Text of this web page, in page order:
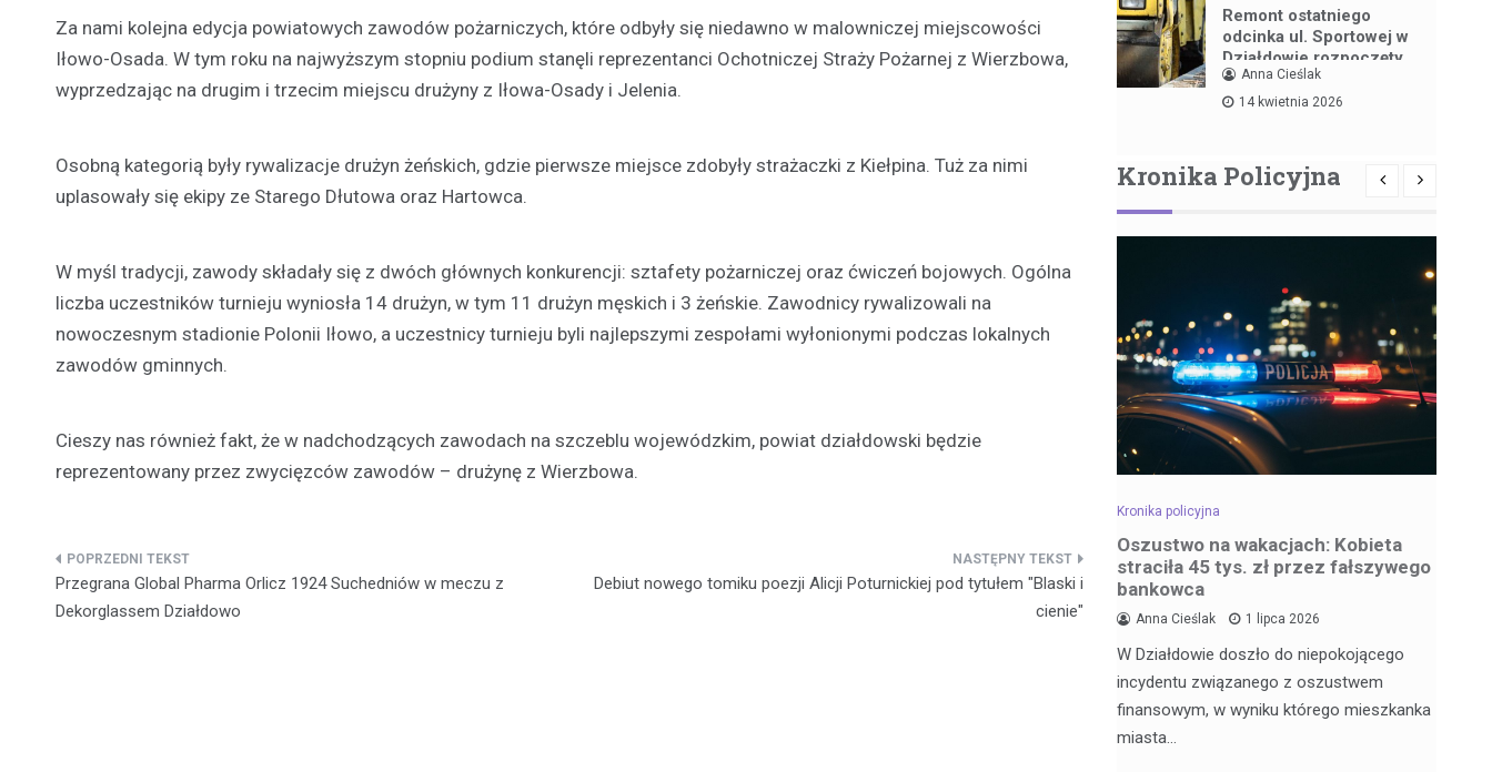
Za nami kolejna edycja powiatowych zawodów pożarniczych, które odbyły się niedawno w malowniczej miejscowości
Iłowo-Osada. W tym roku na najwyższym stopniu podium stanęli reprezentanci Ochotniczej Straży Pożarnej z Wierzbowa,
wyprzedzając na drugim i trzecim miejscu drużyny z Iłowa-Osady i Jelenia.
Osobną kategorią były rywalizacje drużyn żeńskich, gdzie pierwsze miejsce zdobyły strażaczki z Kiełpina. Tuż za nimi
uplasowały się ekipy ze Starego Dłutowa oraz Hartowca.
W myśl tradycji, zawody składały się z dwóch głównych konkurencji: sztafety pożarniczej oraz ćwiczeń bojowych. Ogólna
liczba uczestników turnieju wyniosła 14 drużyn, w tym 11 drużyn męskich i 3 żeńskie. Zawodnicy rywalizowali na
nowoczesnym stadionie Polonii Iłowo, a uczestnicy turnieju byli najlepszymi zespołami wyłonionymi podczas lokalnych
zawodów gminnych.
Cieszy nas również fakt, że w nadchodzących zawodach na szczeblu wojewódzkim, powiat działdowski będzie
reprezentowany przez zwycięzców zawodów – drużynę z Wierzbowa.
Nawigacja
wpisu
Przegrana Global Pharma Orlicz 1924 Suchedniów w meczu z
Dekorglassem Działdowo
Debiut nowego tomiku poezji Alicji Poturnickiej pod tytułem "Blaski i
cienie"
Remont ostatniego
odcinka ul. Sportowej w
Działdowie rozpoczęty
Anna Cieślak
14 kwietnia 2026
Kronika Policyjna
Anna Cieślak 18 czerwca 2026
Kronika policyjna
Oszustwo na wakacjach: Kobieta
straciła 45 tys. zł przez fałszywego
bankowca
Anna Cieślak 1 lipca 2026
W Działdowie doszło do niepokojącego
incydentu związanego z oszustwem
finansowym, w wyniku którego mieszkanka
miasta…